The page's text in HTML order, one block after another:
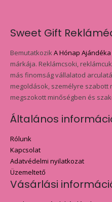
Sweet Gift
BemutatkozikA Hónap
márkája. Reklámcsoki,
más finomság vállalatod
megoldások, személyre szabott
megszokott minőségben és
Általános
Rólunk
Kapcsolat
Adatvédelmi nyilatkozat
Üzemeltető
Vásárlási